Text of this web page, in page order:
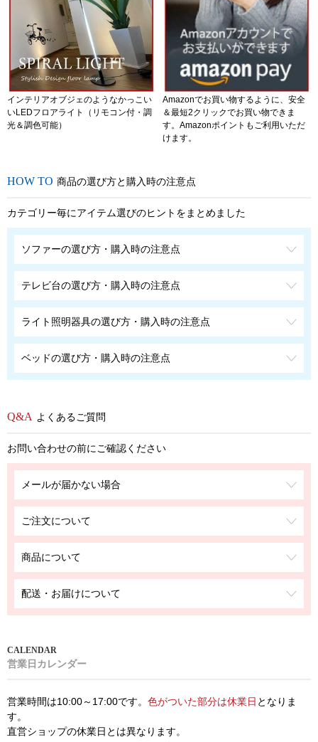
インテリアオブジェのようなかっこい
いLEDフロアライト（リモコン付・調
光＆調色可能）
Amazonでお買い物するように、安全
＆最短2クリックでお買い物できま
す。Amazonポイントもご利用いただ
けます。
商品の選び方と購入時の注意点
カテゴリー毎にアイテム選びのヒントをまとめました
ソファーの選び方・購入時の注意点
テレビ台の選び方・購入時の注意点
ライト照明器具の選び方・購入時の注意点
ベッドの選び方・購入時の注意点
よくあるご質問
お問い合わせの前にご確認ください
メールが届かない場合
ご注文について
商品について
配送・お届けについて
営業日カレンダー
営業時間は10:00～17:00です。 色がついた部分は休業日 となりま
す。
直営ショップの休業日とは異なります。